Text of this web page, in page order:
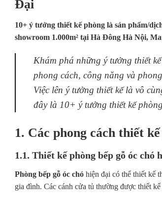
Đại
10+ ý tưởng thiết kế phòng là sản phẩm/
showroom 1.000m² tại Hà Đông Hà Nội,
Khám phá những ý tưởng thiết kế
phong cách, công năng và
Việc lên ý tưởng thiết kế là vô
đây là 10+ ý tưởng thiết kế
1. Các phong cách thiết
1.1. Thiết kế phòng bếp gỗ óc chó
Phòng bếp gỗ óc chó hiện đại có thể thiết kế
gia đình. Các cánh cửa tủ thường được thiết